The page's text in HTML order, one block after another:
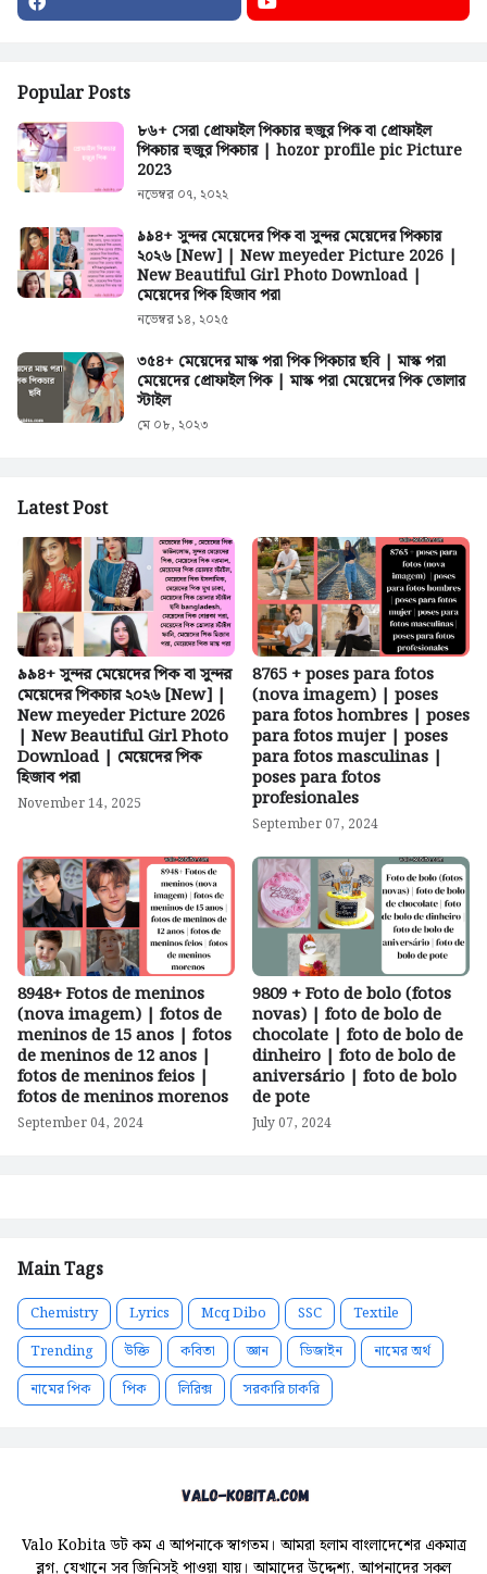
Popular Posts
৮৬+ সেরা প্রোফাইল পিকচার হুজুর পিক বা প্রোফাইল
পিকচার হুজুর পিকচার | hozor profile pic Picture
2023
নভেম্বর ০৭, ২০২২
৯৯৪+ সুন্দর মেয়েদের পিক বা সুন্দর মেয়েদের পিকচার
২০২৬ [New] | New meyeder Picture 2026 |
New Beautiful Girl Photo Download |
মেয়েদের পিক হিজাব পরা
নভেম্বর ১৪, ২০২৫
৩৫৪+ মেয়েদের মাস্ক পরা পিক পিকচার ছবি | মাস্ক পরা
মেয়েদের প্রোফাইল পিক | মাস্ক পরা মেয়েদের পিক তোলার
স্টাইল
মে ০৮, ২০২৩
Latest Post
৯৯৪+ সুন্দর মেয়েদের পিক বা সুন্দর
মেয়েদের পিকচার ২০২৬ [New] |
New meyeder Picture 2026
| New Beautiful Girl Photo
Download | মেয়েদের পিক
হিজাব পরা
November 14, 2025
8765 + poses para fotos
(nova imagem) | poses
para fotos hombres | poses
para fotos mujer | poses
para fotos masculinas |
poses para fotos
profesionales
September 07, 2024
8948+ Fotos de meninos
(nova imagem) | fotos de
meninos de 15 anos | fotos
de meninos de 12 anos |
fotos de meninos feios |
fotos de meninos morenos
September 04, 2024
9809 + Foto de bolo (fotos
novas) | foto de bolo de
chocolate | foto de bolo de
dinheiro | foto de bolo de
aniversário | foto de bolo
de pote
July 07, 2024
Main Tags
Chemistry Lyrics Mcq Dibo SSC
Textile
Trending
উক্তি কবিতা জ্ঞান ডিজাইন
নামের অর্থ
নামের পিক
পিক লিরিক্স সরকারি চাকরি
Valo Kobita ডট কম এ আপনাকে স্বাগতম। আমরা হলাম বাংলাদেশের একমাত্র
ব্লগ, যেখানে সব জিনিসই পাওয়া যায়। আমাদের উদ্দেশ্য, আপনাদের সকল